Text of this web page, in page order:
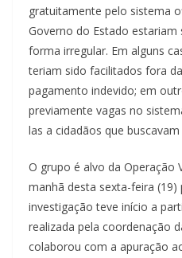
gratuitamente pelo sistema
Governo do Estado estariam
forma irregular. Em alguns
teriam sido facilitados fora
pagamento indevido; em
previamente vagas no
las a cidadãos que
O grupo é alvo da Operação
manhã desta sexta-feira (19)
investigação teve início a
realizada pela coordenação
colaborou com a apuração